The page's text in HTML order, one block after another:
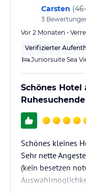
Verbesserung
Carsten (
3
Vor 2 Monaten •
Verifizierter
Juniorsuite Sea
Schönes
Ruhesuchende
Schönes kleines
Sehr nette
(kein besetzen